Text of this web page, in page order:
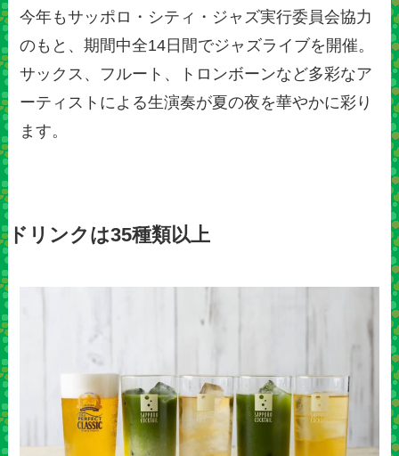
今年もサッポロ・シティ・ジャズ実行委員会協力
のもと、期間中全14日間でジャズライブを開催。
サックス、フルート、トロンボーンなど多彩なア
ーティストによる生演奏が夏の夜を華やかに彩り
ます。
ドリンクは35種類以上